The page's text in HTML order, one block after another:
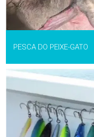
PESCA DO PEIXE-GATO